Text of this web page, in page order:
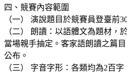
四、競賽內容範圍
（一） 演說題目於競賽員登臺前
（二） 朗讀：以語體文為題材，
當場親手抽定。客家語朗讀之篇
公布。
（三） 字音字形：各類均為2百